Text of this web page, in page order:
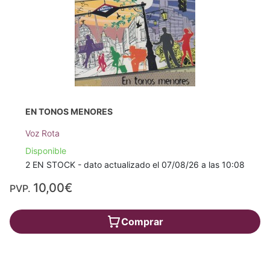
EN TONOS MENORES
Voz Rota
Disponible
2 EN STOCK - dato actualizado el 07/08/26 a las 10:08
PVP. 10,00€
Comprar